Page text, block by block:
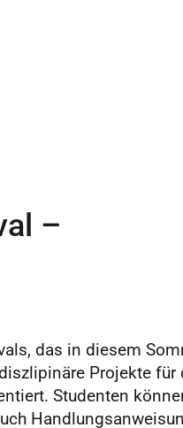
–
das in diesem
Projekte für
Studenten